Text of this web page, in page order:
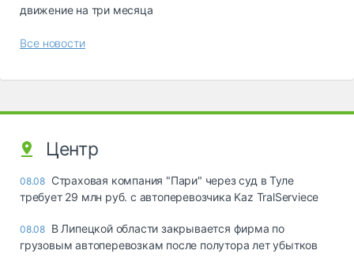
движение на три месяца
Все новости
Центр
08.08 Страховая компания "Пари" через суд в Туле
требует 29 млн руб. с автоперевозчика Kaz TralServiece
08.08 В Липецкой области закрывается фирма по
грузовым автоперевозкам после полутора лет убытков